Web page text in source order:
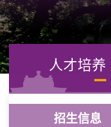
人才培养
招生信息